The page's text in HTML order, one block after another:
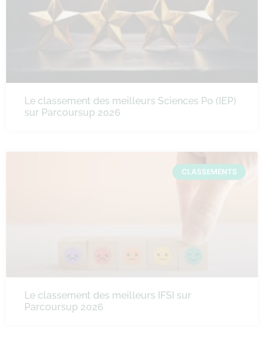
Le classement des meilleurs Sciences Po (IEP)
sur Parcoursup 2026
CLASSEMENTS
Le classement des meilleurs IFSI sur
Parcoursup 2026